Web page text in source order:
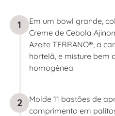
1
Em um bowl grande,
Creme de Cebola
Azeite TERRANO®, a
hortelã, e misture bem
homogênea.
2
Molde 11 bastões de
comprimento em